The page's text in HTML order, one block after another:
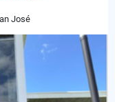
José